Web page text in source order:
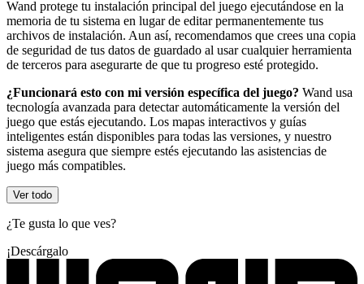
Wand protege tu instalación principal del juego ejecutándose en la
memoria de tu sistema en lugar de editar permanentemente tus
archivos de instalación. Aun así, recomendamos que crees una copia
de seguridad de tus datos de guardado al usar cualquier herramienta
de terceros para asegurarte de que tu progreso esté protegido.
¿Funcionará esto con mi versión específica del juego? Wand usa
tecnología avanzada para detectar automáticamente la versión del
juego que estás ejecutando. Los mapas interactivos y guías
inteligentes están disponibles para todas las versiones, y nuestro
sistema asegura que siempre estés ejecutando las asistencias de
juego más compatibles.
Ver todo
¿Te gusta lo que ves?
¡Descárgalo